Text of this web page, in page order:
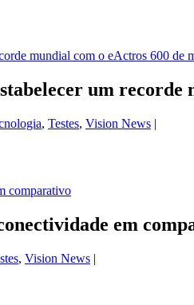
um
, Testes, Vision News |
em
, Vision News |